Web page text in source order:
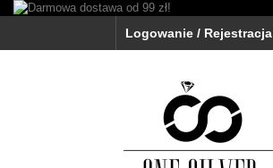
Logowanie / Rejestracja